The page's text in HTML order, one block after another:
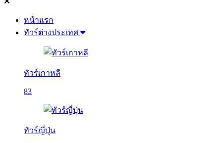
หน้าแรก
ทัวร์ต่างประเทศ
ทัวร์เกาหลี
83
ทัวร์ญี่ปุ่น